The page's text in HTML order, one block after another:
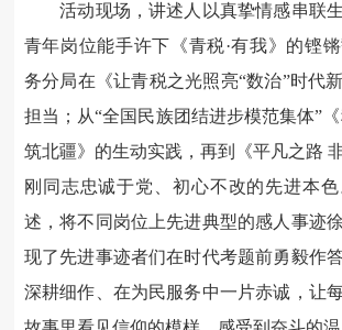
活动现场，讲述人以真挚情感串联
青年岗位能手许下《青税·有我》的铿
务分局在《让青税之光照亮“数治”时代
担当；从“全国民族团结进步模范集体”
筑北疆》的生动实践，再到《平凡之路
刚同志忠诚于党、初心不改的先进本
述，将不同岗位上先进典型的感人事迹
现了先进事迹者们在时代考题前勇毅作
深耕细作、在为民服务中一片赤诚，让